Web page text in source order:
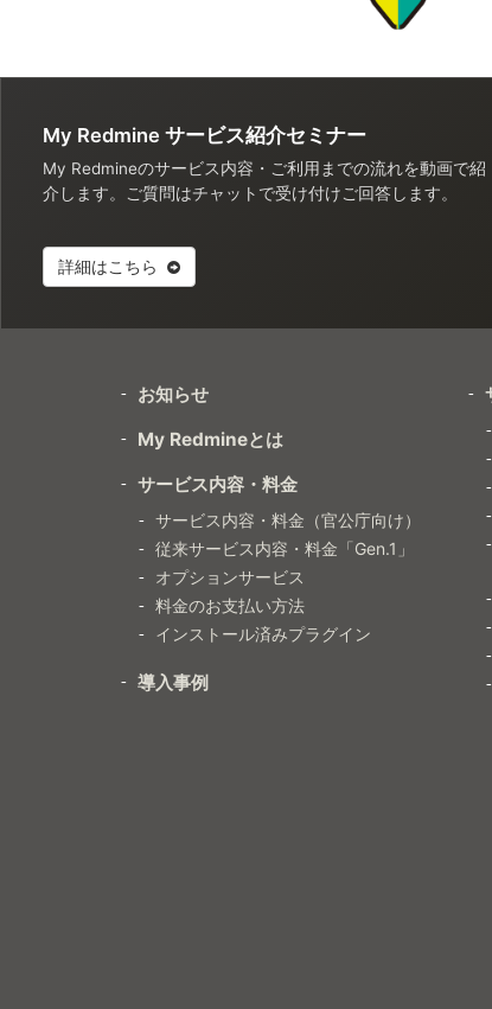
My Redmine サービス紹介セミナー
My Redmineのサービス内容・ご利用までの流れを動画で紹
介します。ご質問はチャットで受け付けご回答します。
詳細はこちら
お知らせ
My Redmineとは
サービス内容・料金
サービス内容・料金（官公庁向け）
従来サービス内容・料金「Gen.1」
オプションサービス
料金のお支払い方法
インストール済みプラグイン
導入事例